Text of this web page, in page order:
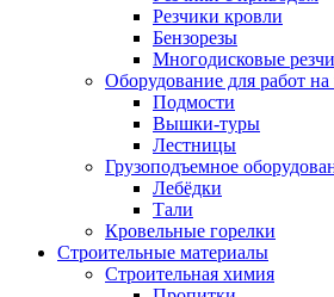
Резчики кровли
Бензорезы
Многодисковые
Оборудование для работ на
Подмости
Вышки-туры
Лестницы
Грузоподъемное
Лебёдки
Тали
Кровельные горелки
Строительные материалы
Строительная химия